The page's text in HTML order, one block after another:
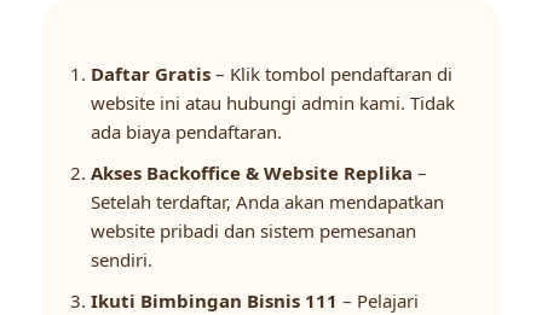
Daftar Gratis – Klik tombol pendaftaran di
website ini atau hubungi admin kami. Tidak
ada biaya pendaftaran.
Akses Backoffice & Website Replika –
Setelah terdaftar, Anda akan mendapatkan
website pribadi dan sistem pemesanan
sendiri.
Ikuti Bimbingan Bisnis 111 – Pelajari